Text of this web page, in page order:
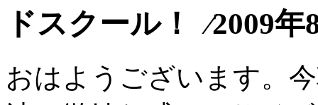
ドスクール！ ⁄2009年
おはようございます。